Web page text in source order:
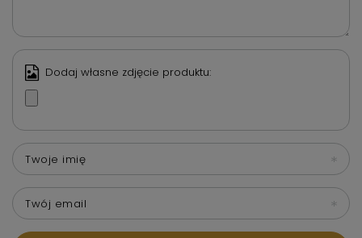
Dodaj własne zdjęcie produktu:
Twoje imię
Twój email